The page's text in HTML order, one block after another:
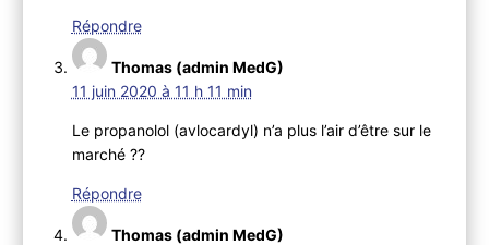
Répondre
Thomas (admin MedG)
11 juin 2020 à 11 h 11 min
Le propanolol (avlocardyl) n’a plus l’air d’être sur le
marché ??
Répondre
Thomas (admin MedG)